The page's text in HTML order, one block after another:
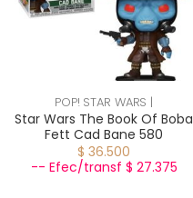
POP! STAR WARS |
Star Wars The Book Of Boba
Fett Cad Bane 580
$ 36.500
-- Efec/transf $ 27.375